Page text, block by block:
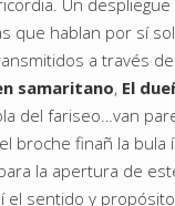
Un
que hablan por sí
a través de
samaritano, El
del fariseo…van
broche finañ la bula
la apertura de
el sentido y